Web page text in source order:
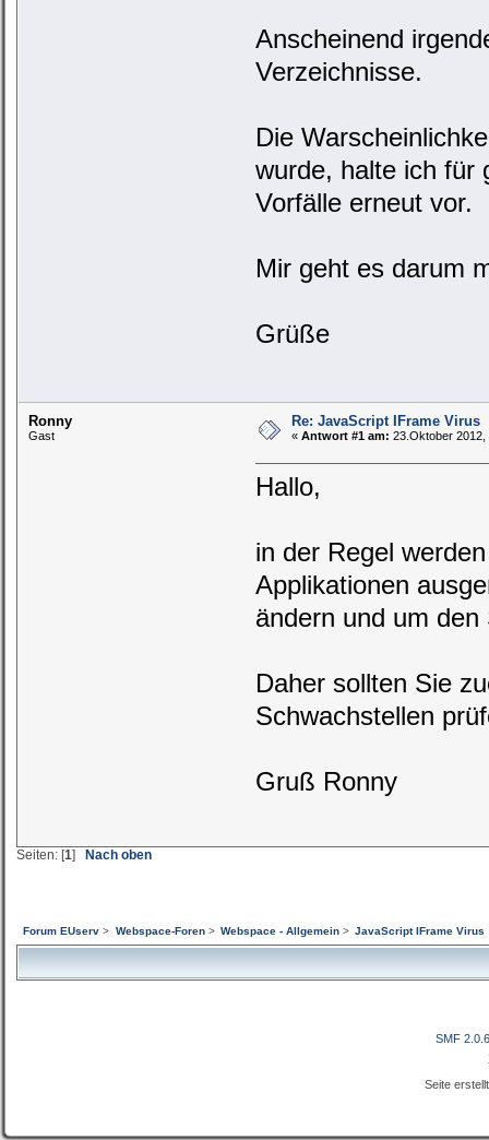
Anscheinend
Verzeichnisse.
Die
wurde, halte ich für
Vorfälle erneut vor.
Mir geht es darum
Grüße
Ronny
Gast
Re: JavaScript IFrame Virus
« Antwort #1 am: 23.Oktober 2012,
Hallo,
in der Regel
Applikationen
ändern und um
Daher sollten Sie
Schwachstellen
Gruß Ronny
Seiten: [1] Nach oben
Forum EUserv > Webspace-Foren> Webspace - Allgemein> JavaScript IFrame Virus
SMF 2.0.6
Seite